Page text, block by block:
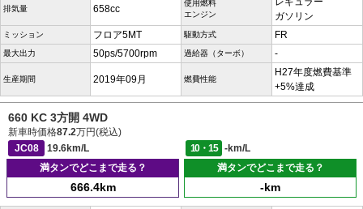
排気量 658cc
使用燃料
エンジン
ガソリン
ミッション フロア5MT 駆動方式 FR
最大出力 50ps/5700rpm 過給器（ターボ） -
生産期間 2019年09月 燃費性能
H27年度燃費基準
+5%達成
660 KC 3方開 4WD
新車時価格87.2万円(税込)
JC08
19.6km/L 10・15
-km/L
満タンでどこまで走る？
666.4km
満タンでどこまで走る？
-km